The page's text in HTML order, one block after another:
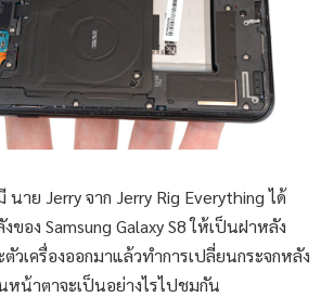
าย Jerry จาก Jerry Rig Everything ได้
ของ Samsung Galaxy S8 ให้เป็นฝาหลัง
วเครื่องออกมาแล้วทำการเปลี่ยนกระจกหลัง
หน้าตาจะเป็นอย่างไรไปชมกัน